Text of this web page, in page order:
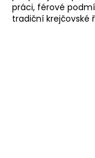
práci, férové
tradiční krejčovské